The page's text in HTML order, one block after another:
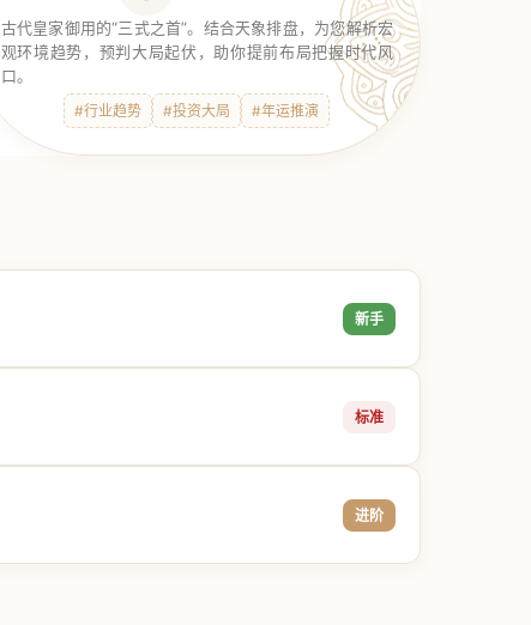
古代皇家御用的“三式之首”。结合天象排盘，为您解析宏
观环境趋势，预判大局起伏，助你提前布局把握时代风
口。
#行业趋势 #投资大局 #年运推演
新手
标准
进阶